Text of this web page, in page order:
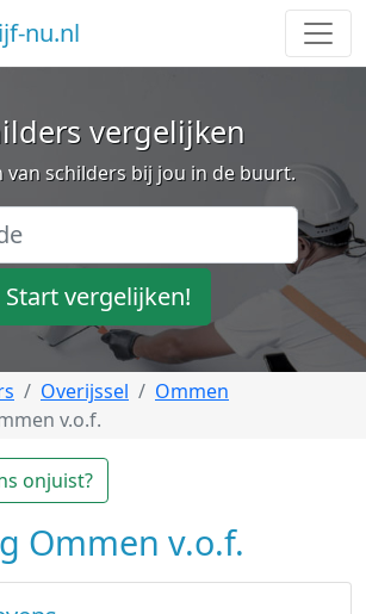
nu.nl
vergelijken
van schilders bij jou in de buurt.
Start vergelijken!
Overijssel
Ommen
v.o.f.
onjuist?
Ommen v.o.f.